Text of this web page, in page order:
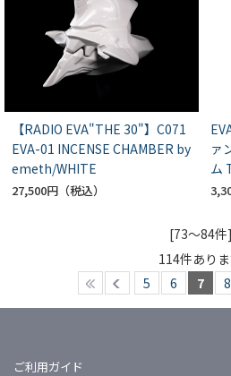
【RADIO EVA"THE 30"】C071
EVA-01 INCENSE CHAMBER by
emeth/WHITE
27,500円
ァ
ム
[73～84件]
114件あり
5
6 7 8
ご利用ガイド